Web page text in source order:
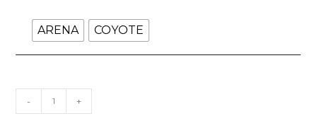
ARENA COYOTE
OAKLEY
- +